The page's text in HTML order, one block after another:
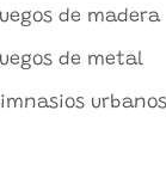
de madera
de metal
urbanos